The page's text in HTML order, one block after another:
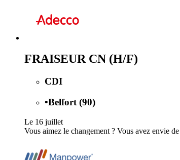
FRAISEUR CN (H/F)
CDI
•Belfort (90)
Le 16 juillet
Vous aimez le changement ? Vous avez envie